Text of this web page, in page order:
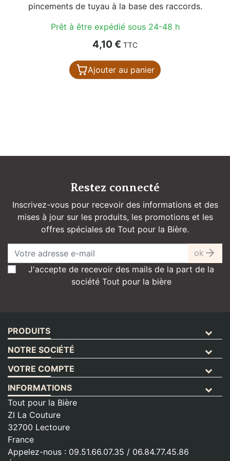
pincements de tuyau à la base des raccords.
Prêt à être expédié sous 24-48 h
Prix
4,10 € TTC
Ajouter au panier
Restez connecté
Inscrivez-vous pour recevoir des informations et des
mises à jour sur les produits, les promotions et les
offres spéciales de Tout pour la Bière.
ok
J'accepte de recevoir des mails de la part de la
société Tout pour la bière
PRODUITS
NOTRE SOCIÉTÉ
VOTRE COMPTE
INFORMATIONS
Tout pour la Bière
ZI La Couture
32700 Lectoure
France
Appelez-nous : 09.51.66.07.35 / 06.84.77.45.86